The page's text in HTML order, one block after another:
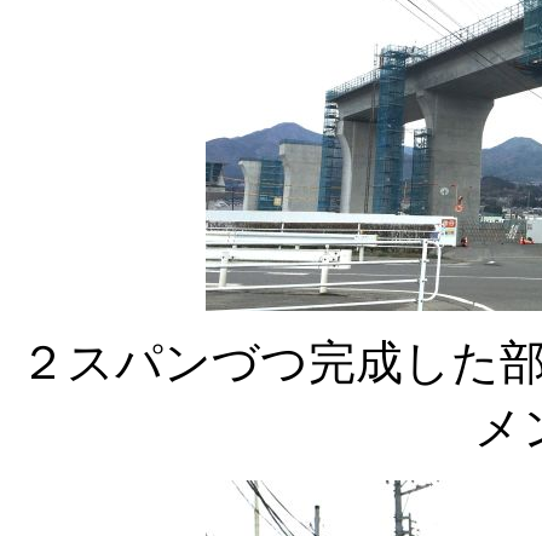
２スパンづつ完成した
メ